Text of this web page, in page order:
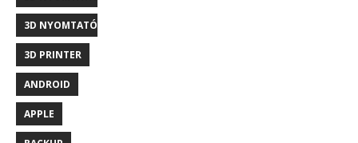
3D NYOMTATÓ
3D PRINTER
ANDROID
APPLE